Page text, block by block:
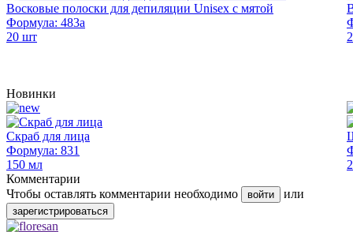
Восковые полоски для депиляции Unisex с мятой
Формула: 483а
20 шт
Новинки
Скраб для лица
Формула: 831
150 мл
Комментарии
Чтобы оставлять комментарии необходимо
войти или
зарегистрироваться